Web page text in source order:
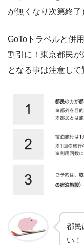
が無くなり次第終了
GoToトラベルと併
割引に！東京都民が
となる事は注意して
都民
い！